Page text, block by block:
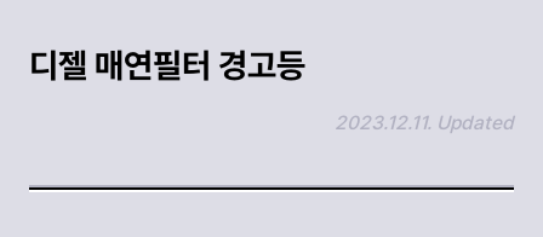
디젤 매연필터 경고등
2023.12.11. Updated
링크 복사하기